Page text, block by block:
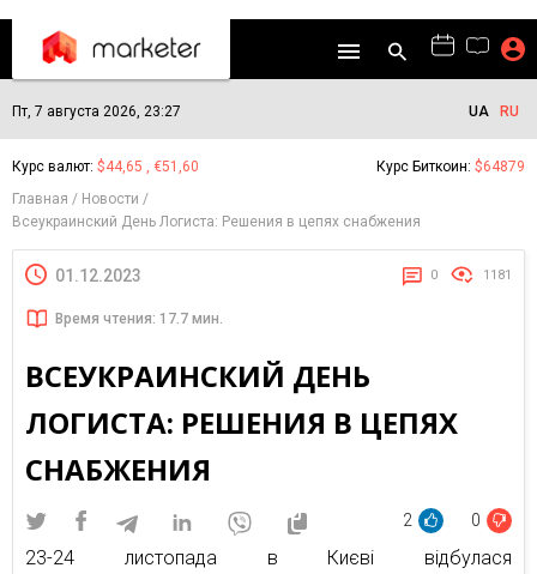
Пт, 7 августа 2026, 23:27 UA RU
Курс валют: $44,65 , €51,60 Курс Биткоин: $64879
Главная
Новости
Всеукраинский День Логиста: Решения в цепях снабжения
01.12.2023 0 1181
Время чтения: 17.7 мин.
ВСЕУКРАИНСКИЙ ДЕНЬ
ЛОГИСТА: РЕШЕНИЯ В ЦЕПЯХ
СНАБЖЕНИЯ
2 0
23-24 листопада в Києві відбулася